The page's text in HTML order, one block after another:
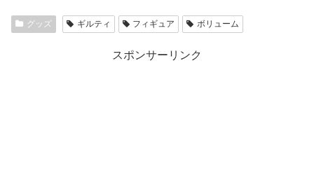
グッズ ギルティ フィギュア ボリューム
スポンサーリンク